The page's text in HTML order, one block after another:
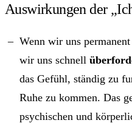
Auswirkungen der
Wenn wir uns
wir uns schnell
das Gefühl, ständig zu
Ruhe zu kommen. Das
psychischen und